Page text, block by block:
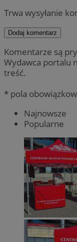
Trwa wysyłanie
Dodaj komentarz
Komentarze są
Wydawca portalu
treść.
* pola
Najnowsze
Popularne